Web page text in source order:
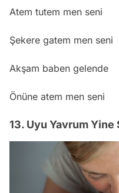
Atem tutem men seni
Şekere gatem men seni
Akşam baben gelende
Önüne atem men seni
13. Uyu Yavrum Yine